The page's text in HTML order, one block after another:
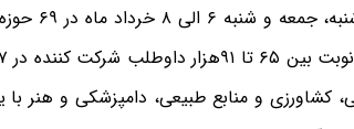
کشاورزی و منابع طبیعی، دامپزشکی و هنر با